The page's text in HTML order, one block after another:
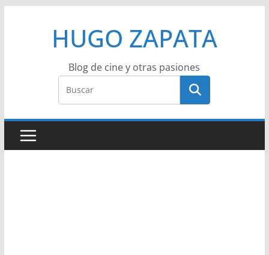
HUGO ZAPATA
Blog de cine y otras pasiones